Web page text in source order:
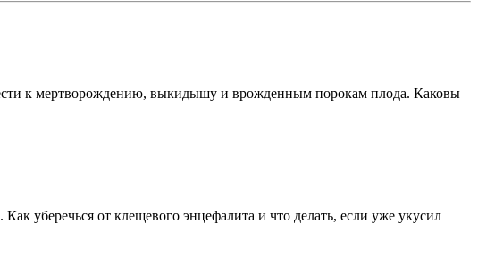
к мертворождению, выкидышу и врожденным порокам плода. Каковы
уберечься от клещевого энцефалита и что делать, если уже укусил